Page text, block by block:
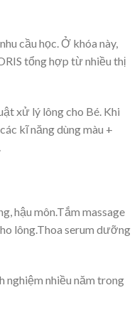
cầu học. Ở khóa này,
tổng hợp từ nhiều thị
xử lý lông cho Bé. Khi
kĩ năng dùng màu +
hậu môn.Tắm massage
lông.Thoa serum dưỡng
nghiệm nhiều năm trong